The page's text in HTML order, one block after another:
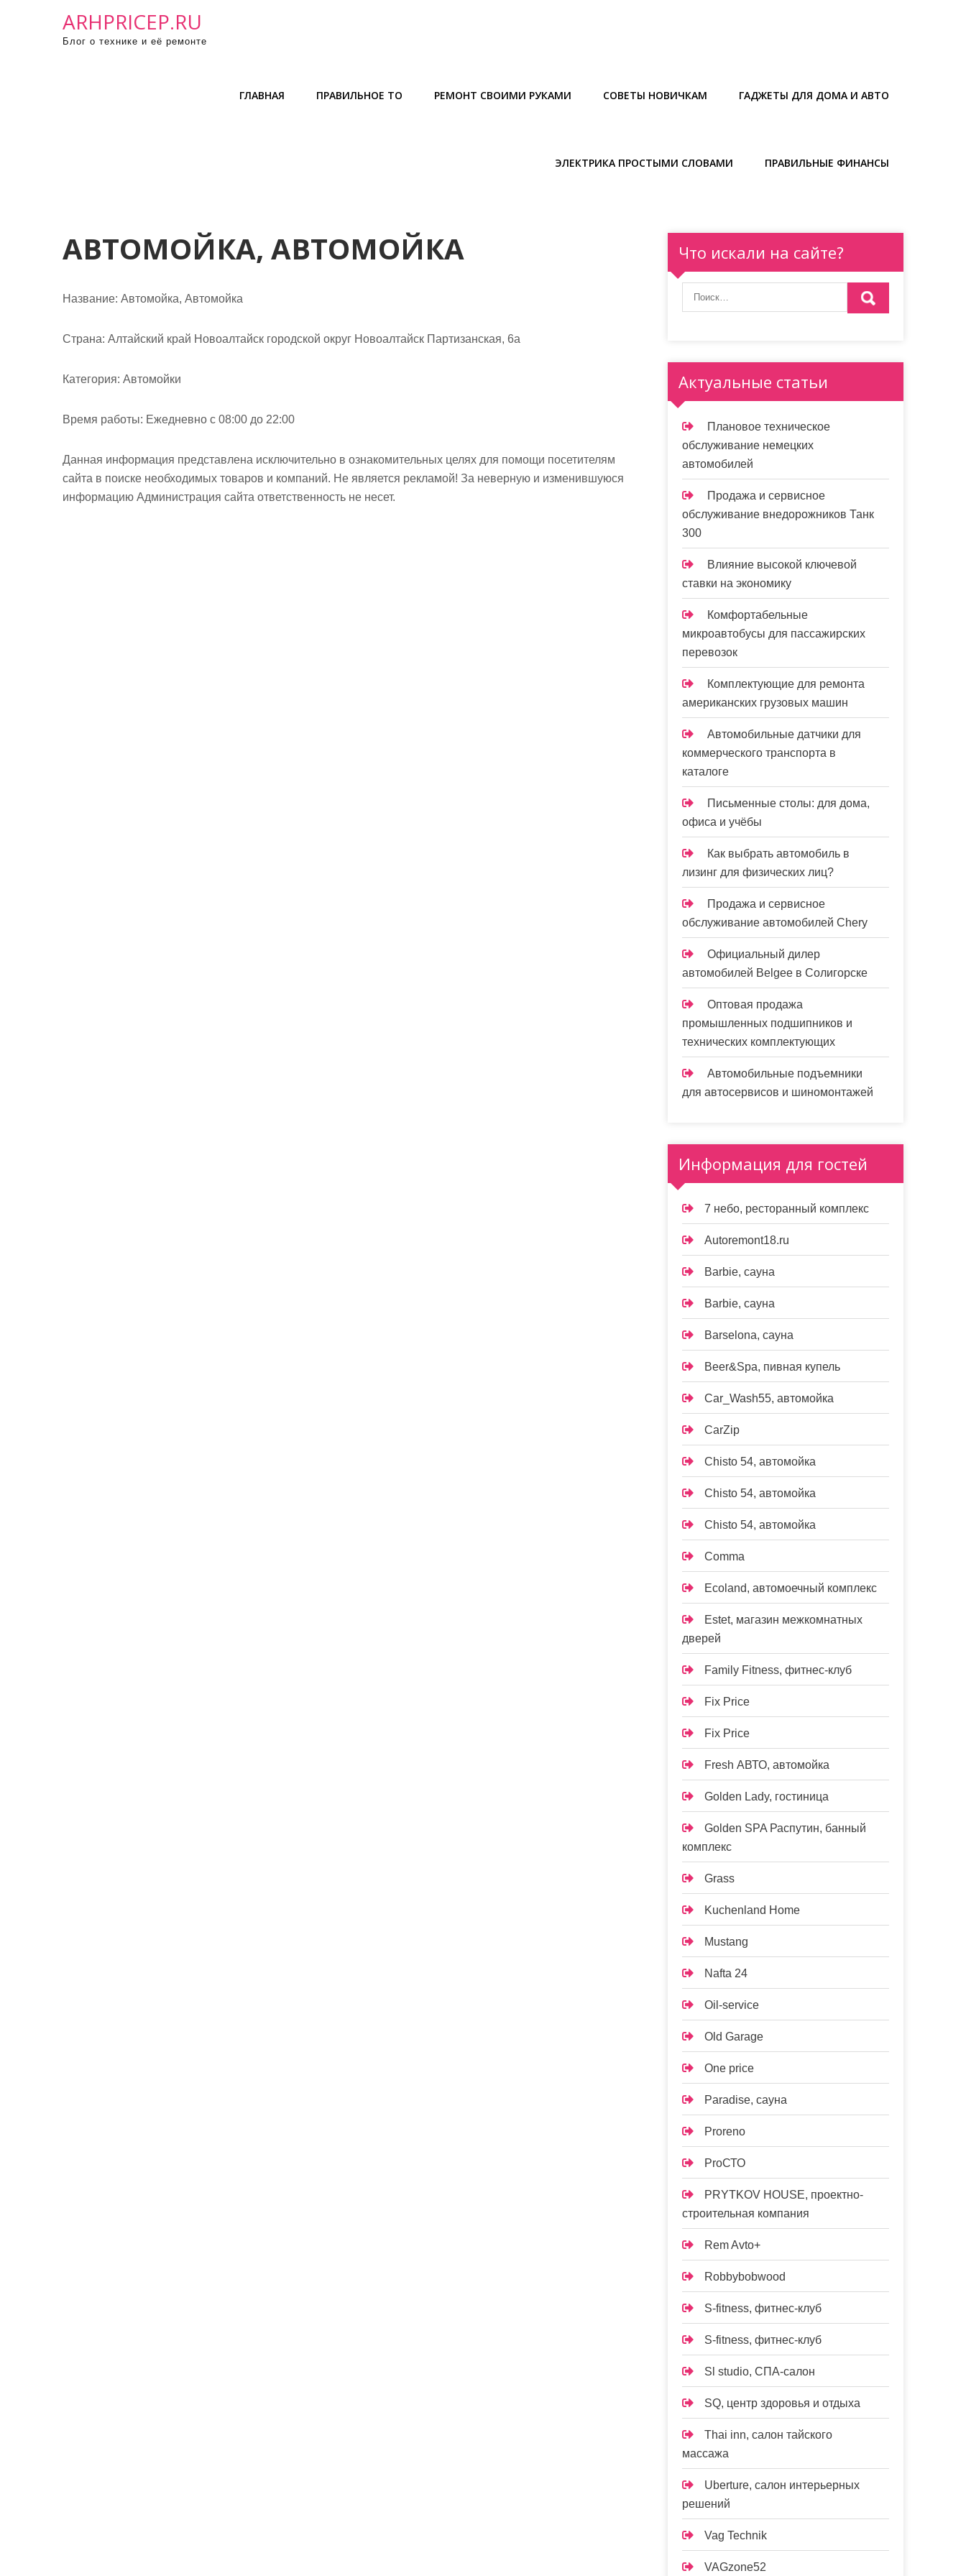
ARHPRICEP.RU
Блог о технике и её ремонте
ГЛАВНАЯ ПРАВИЛЬНОЕ ТО РЕМОНТ СВОИМИ РУКАМИ СОВЕТЫ НОВИЧКАМ ГАДЖЕТЫ ДЛЯ ДОМА И АВТО
ЭЛЕКТРИКА ПРОСТЫМИ СЛОВАМИ ПРАВИЛЬНЫЕ ФИНАНСЫ
АВТОМОЙКА, АВТОМОЙКА
Название: Автомойка, Автомойка
Страна: Алтайский край Новоалтайск городской округ Новоалтайск Партизанская, 6а
Категория: Автомойки
Время работы: Ежедневно с 08:00 до 22:00
Данная информация представлена исключительно в ознакомительных целях для помощи посетителям
сайта в поиске необходимых товаров и компаний. Не является рекламой! За неверную и изменившуюся
информацию Администрация сайта ответственность не несет.
Что искали на сайте?
Актуальные статьи
Плановое техническое
обслуживание немецких
автомобилей
Продажа и сервисное
обслуживание внедорожников Танк
300
Влияние высокой ключевой
ставки на экономику
Комфортабельные
микроавтобусы для пассажирских
перевозок
Комплектующие для ремонта
американских грузовых машин
Автомобильные датчики для
коммерческого транспорта в
каталоге
Письменные столы: для дома,
офиса и учёбы
Как выбрать автомобиль в
лизинг для физических лиц?
Продажа и сервисное
обслуживание автомобилей Chery
Официальный дилер
автомобилей Belgee в Солигорске
Оптовая продажа
промышленных подшипников и
технических комплектующих
Автомобильные подъемники
для автосервисов и шиномонтажей
Информация для гостей
7 небо, ресторанный комплекс
Autoremont18.ru
Barbie, сауна
Barbie, сауна
Barselona, сауна
Beer&Spa, пивная купель
Car_Wash55, автомойка
CarZip
Chisto 54, автомойка
Chisto 54, автомойка
Chisto 54, автомойка
Comma
Ecoland, автомоечный комплекс
Estet, магазин межкомнатных
дверей
Family Fitness, фитнес-клуб
Fix Price
Fix Price
Fresh АВТО, автомойка
Golden Lady, гостиница
Golden SPA Распутин, банный
комплекс
Grass
Kuchenland Home
Mustang
Nafta 24
Oil-service
Old Garage
One price
Paradise, сауна
Proreno
ProСТО
PRYTKOV HOUSE, проектно-
строительная компания
Rem Avto+
Robbybobwood
S-fitness, фитнес-клуб
S-fitness, фитнес-клуб
Sl studio, СПА-салон
SQ, центр здоровья и отдыха
Thai inn, салон тайского
массажа
Uberture, салон интерьерных
решений
Vag Technik
VAGzone52